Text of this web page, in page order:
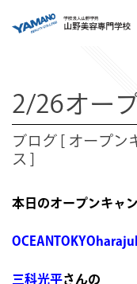
2/26オー
ブログ [ オープン
ス ]
本日のオープンキャ
三科光平さんの